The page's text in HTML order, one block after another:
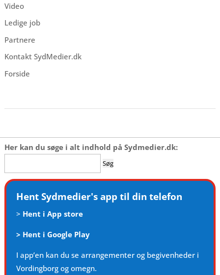
Video
Ledige job
Partnere
Kontakt SydMedier.dk
Forside
Her kan du søge i alt indhold på Sydmedier.dk:
efter:
Hent Sydmedier's app til din telefon
> Hent i App store
> Hent i Google Play
I app’en kan du se arrangementer og begivenheder i
Vordingborg og omegn.